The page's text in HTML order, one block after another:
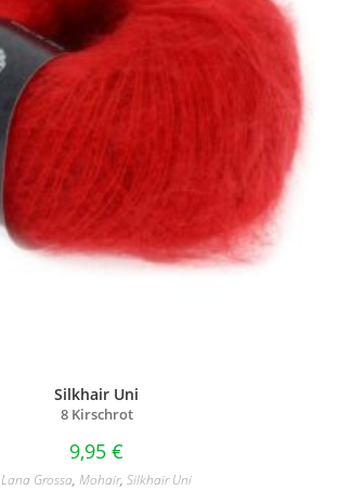
Silkhair Uni
8 Kirschrot
9,95 €
Lana Grossa, Mohair, Silkhair Uni